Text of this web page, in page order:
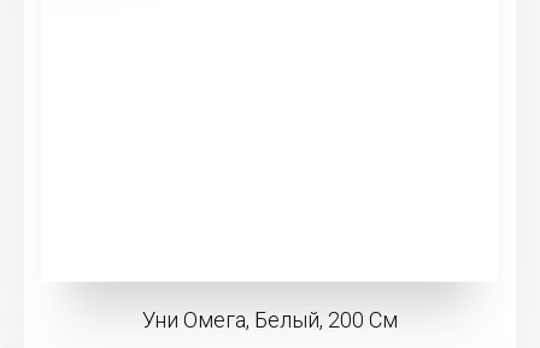
Уни Омега, Белый, 200 См